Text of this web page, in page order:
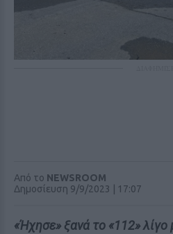
Από το NEWSROOM
Δημοσίευση 9/9/2023 | 17:07
«Ήχησε» ξανά το «112» λίγο